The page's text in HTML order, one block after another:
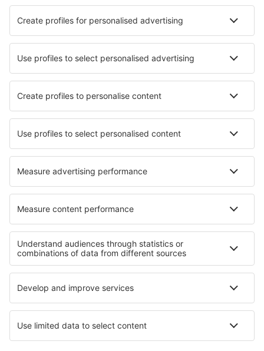
Pernottamenti in Es Calo Pernottamenti in Psathi
Pernottamenti in Corleone Pernottamenti in Obertshausen
Pernottamenti in Gora Swietej Anny Pernottamenti in Hali
Le migliori sistemazioni - zone
Pernottamenti a Ñuble Pernottamenti a Cajón del Maipo
Pernottamenti a provincia di Osorno
Pernottamenti in Arica y Parinacota
Pernottamenti nelle Azzorre Pernottamenti in Indian Ocean
Pernottamenti al Parco nazionale Banff
Pernottamenti sulla Riviera di Batumi
Pernottamenti in Opolskie